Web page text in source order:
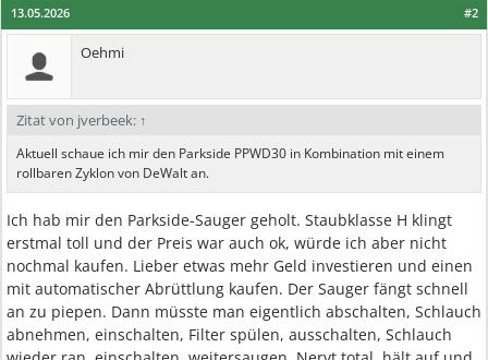
#2
13.05.2026
Oehmi
Zitat von jverbeek: ↑
Aktuell schaue ich mir den Parkside PPWD30 in Kombination mit einem
rollbaren Zyklon von DeWalt an.
Ich hab mir den Parkside-Sauger geholt. Staubklasse H klingt
erstmal toll und der Preis war auch ok, würde ich aber nicht
nochmal kaufen. Lieber etwas mehr Geld investieren und einen
mit automatischer Abrüttlung kaufen. Der Sauger fängt schnell
an zu piepen. Dann müsste man eigentlich abschalten, Schlauch
abnehmen, einschalten, Filter spülen, ausschalten, Schlauch